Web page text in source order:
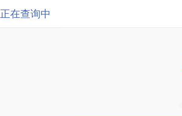
正在查询中